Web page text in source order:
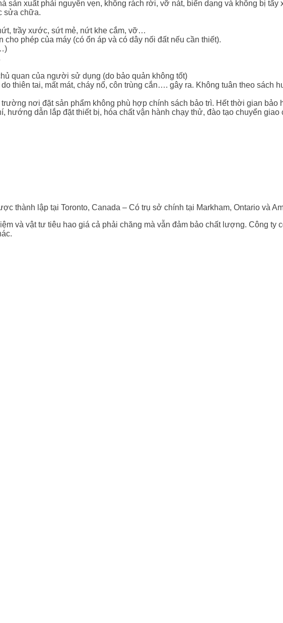
sản xuất phải nguyên vẹn, không rách rời, vỡ nát, biến dạng và không bị tẩy
sửa chữa.
trầy xước, sứt mẻ, nứt khe cắm, vỡ…
phép của máy (có ổn áp và có dây nối đất nếu cần thiết).
quan của người sử dụng (do bảo quản không tốt)
thiên tai, mất mát, cháy nổ, côn trùng cắn…. gây ra. Không tuân theo sách
nơi đặt sản phẩm không phù hợp chính sách bảo trì. Hết thời gian bảo
hướng dẫn lắp đặt thiết bị, hóa chất vận hành chạy thử, đào tạo chuyển
thành lập tại Toronto, Canada – Có trụ sở chính tại Markham, Ontario và
và vật tư tiêu hao giá cả phải chăng mà vẫn đảm bảo chất lượng. Công ty